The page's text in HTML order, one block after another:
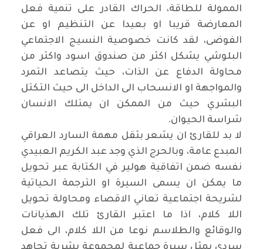
الممولة للطاقة، الحراك القادر على تنمية فعل
المعارضة قريبا او بعيدا عن التنظيم او عن
الفوضى، لقد كانت خصوصية النسيج الاجتماعي
البلوشي يشكل اكثر من صندوق اسود واكثر من
محاولة الدفاع عن الذات، حيث يتصاعد التمرد
والمواجهة او الانسحاب الى الداخل الى حيث التكتل
البشري حيث من الممكن ان يمتلك الانسان
شراسة الحيوان.
لا بد للقارئ ان يشعر بثقل مهمة السارد العراقي
المبدع عامة، وبالحرج الذي وجد عبد الكريم العبيدي
نفسه ضمن اتفاقية هولير في الكتابة عبر تحويل
ما يمكن ان يسمى السيرة او الترجمة الحياتية
لشريحة اجتماعية تعاني الاقصاء ومحاولة تحويل
اللا كلام، اذا ما اعتبر القارئ تلك الهذيانات
والوقائع والطلاسم نوعا من اللا كلام، الى فعل